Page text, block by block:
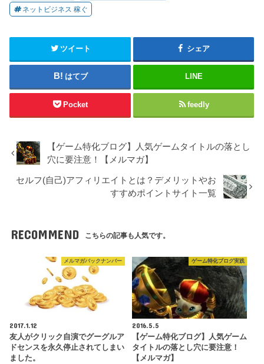
ネットビジネス 稼ぐ
ツイート シェア
はてブ LINE
Pocket feedly
【ゲーム特化ブログ】人気ゲームタイトルの落とし
穴に要注意！【メルマガ】
セルフ(自己)アフィリエイトとは？デメリットやお
すすめポイントサイト一覧
RECOMMEND こちらの記事も人気です。
メルマガバックナンバー
2017.1.12
友人がクリック自演でグーグルア
ドセンスを永久停止されてしまい
ました。
ゲーム特化ブログ実践
2016.5.5
【ゲーム特化ブログ】人気ゲーム
タイトルの落とし穴に要注意！
【メルマガ】